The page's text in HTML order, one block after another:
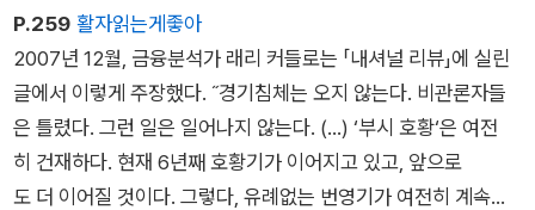
위주의적 정치인들이 부상했다.
P.259 활자읽는게좋아
2007년 12월, 금융분석가 래리 커들로는 「내셔널 리뷰」에 실린
글에서 이렇게 주장했다. ˝경기침체는 오지 않는다. 비관론자들
은 틀렸다. 그런 일은 일어나지 않는다. (…) ‘부시 호황‘은 여전
히 건재하다. 현재 6년째 호황기가 이어지고 있고, 앞으로
도 더 이어질 것이다. 그렇다, 유례없는 번영기가 여전히 계속되